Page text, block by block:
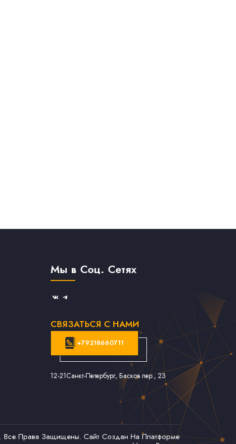
Мы в Соц. Сетях
СВЯЗАТЬСЯ С НАМИ
+79218660711
12-21Санкт-Петербург, Басков пер., 23
. Все Права Защищены. Сайт Создан На Платформе